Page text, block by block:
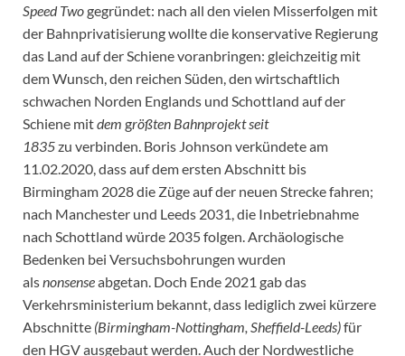
Speed Twogegründet: nach all den vielen Misserfolgen mit
der Bahnprivatisierung wollte die konservative Regierung
das Land auf der Schiene voranbringen: gleichzeitig mit
dem Wunsch, den reichen Süden, den wirtschaftlich
schwachen Norden Englands und Schottland auf der
Schiene mitdem größten Bahnprojekt seit
1835zu verbinden. Boris Johnson verkündete am
11.02.2020, dass auf dem ersten Abschnitt bis
Birmingham 2028 die Züge auf der neuen Strecke fahren;
nach Manchester und Leeds 2031, die Inbetriebnahme
nach Schottland würde 2035 folgen. Archäologische
Bedenken bei Versuchsbohrungen wurden
alsnonsenseabgetan. Doch Ende 2021 gab das
Verkehrsministerium bekannt, dass lediglich zwei kürzere
Abschnitte (Birmingham-Nottingham, Sheffield-Leeds)für
den HGV ausgebaut werden. Auch der Nordwestliche